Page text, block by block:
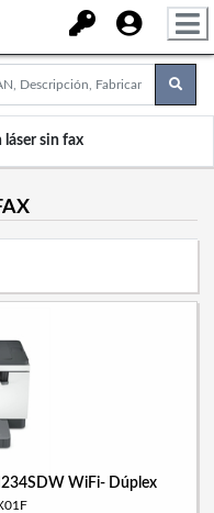
sin fax
WiFi- Dúplex